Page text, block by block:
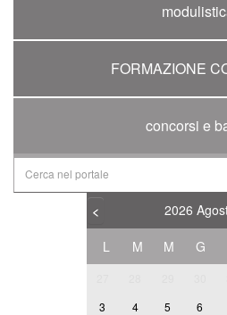
FORMAZIONE
concorsi e
< 2026
L
M M G
3
4 5 6